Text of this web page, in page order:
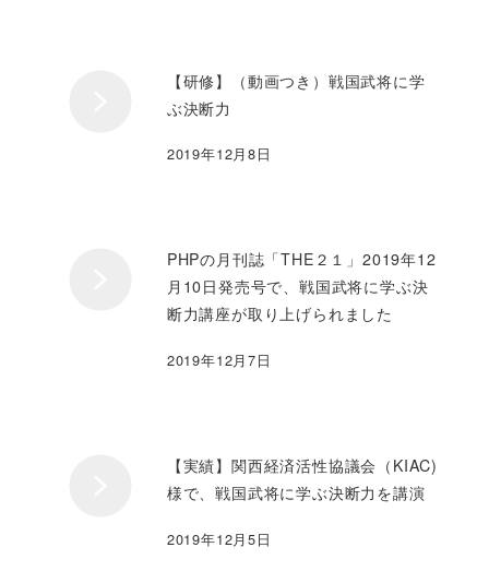
【研修】（動画つき）戦国武将に学
ぶ決断力
2019年12月8日
PHPの月刊誌「THE２１」2019年12
月10日発売号で、戦国武将に学ぶ決
断力講座が取り上げられました
2019年12月7日
【実績】関西経済活性協議会（KIAC)
様で、戦国武将に学ぶ決断力を講演
2019年12月5日